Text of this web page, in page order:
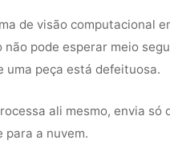
de visão computacional
não pode esperar meio
uma peça está defeituosa.
ali mesmo, envia só
para a nuvem.